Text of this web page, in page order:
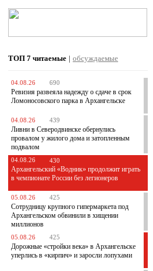
ТОП 7 читаемые | обсуждаемые
04.08.26 690
Ревизия развеяла надежду о сдаче в срок
Ломоносовского парка в Архангельске
04.08.26 439
Ливни в Северодвинске обернулись
провалом у жилого дома и затопленным
подвалом
04.08.26 430
Архангельский «Водник» продолжит играть
в чемпионате России без легионеров
05.08.26 425
Сотрудницу крупного гипермаркета под
Архангельском обвинили в хищении
миллионов
05.08.26 425
Дорожные «стройки века» в Архангельске
уперлись в «кирпич» и заросли лопухами